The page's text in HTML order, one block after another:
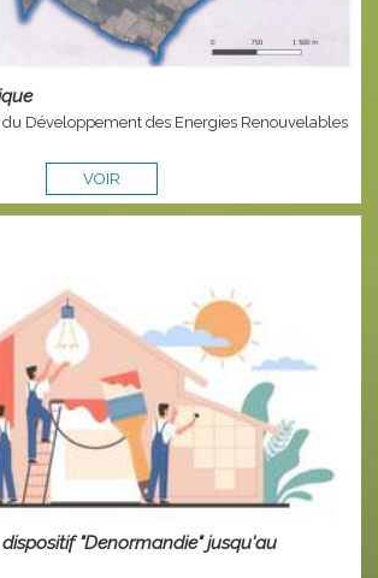
Développement des Energies Renouvelables
VOIR
"Denormandie" jusqu'au